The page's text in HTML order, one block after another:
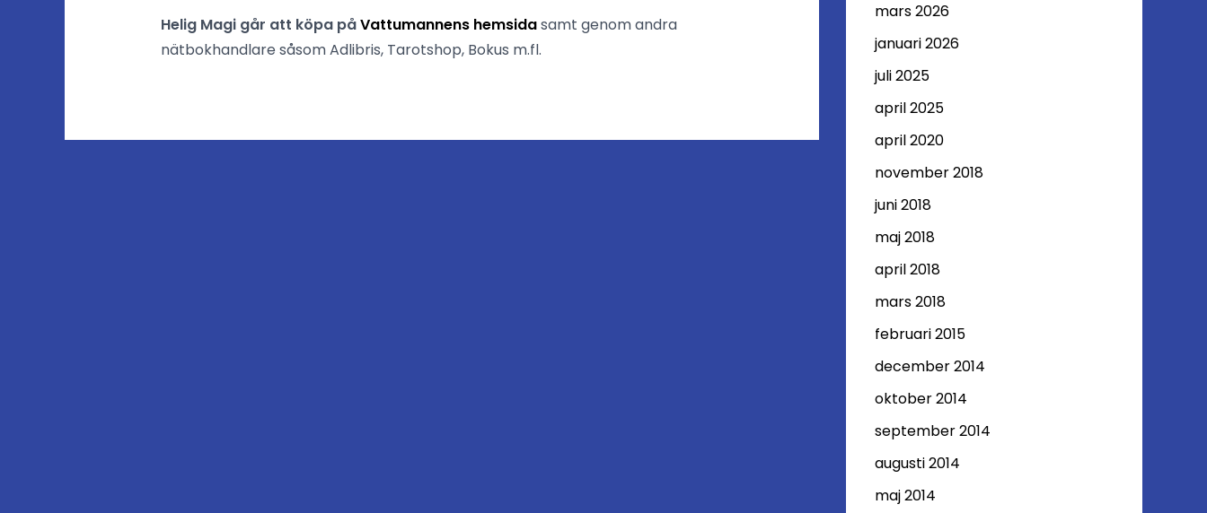
Helig Magi går att köpa påVattumannens hemsidasamt genom andra
nätbokhandlare såsom Adlibris, Tarotshop, Bokus m.fl.
mars 2026
januari 2026
juli 2025
april 2025
april 2020
november 2018
juni 2018
maj 2018
april 2018
mars 2018
februari 2015
december 2014
oktober 2014
september 2014
augusti 2014
maj 2014